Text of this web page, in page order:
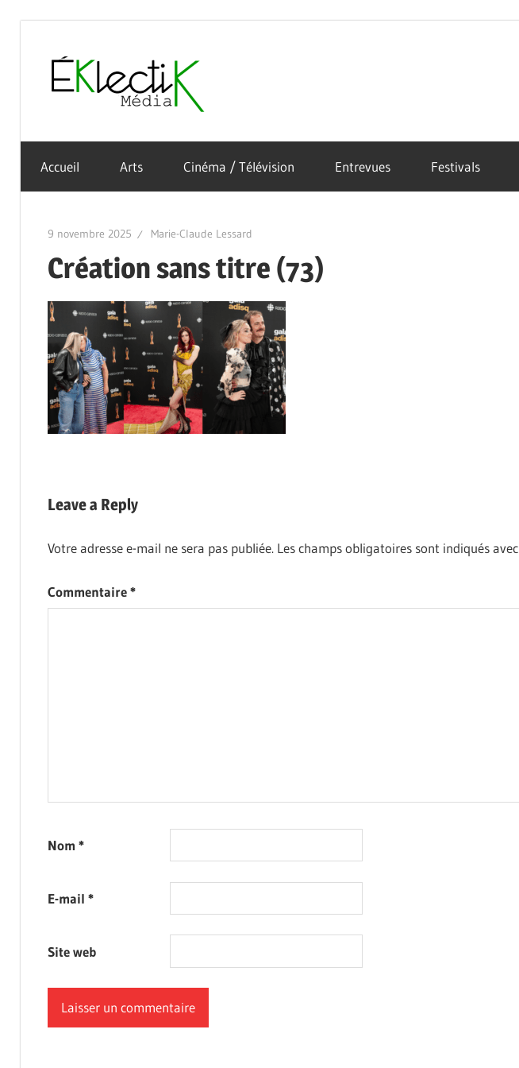
content
Média
culture
sous
toutes
formes
Accueil Arts Cinéma / Télévision Entrevues Festivals
9 novembre 2025 Marie-Claude Lessard
Création sans titre (73)
Leave a Reply
Votre adresse e-mail ne sera pas publiée. Les champs obligatoires sont indiqués avec
Commentaire*
Nom *
E-mail *
Site web